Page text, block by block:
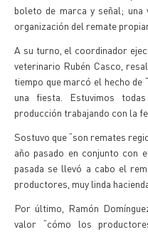
boleto de marca y señal; una
organización del remate
A su turno, el coordinador
veterinario Rubén Casco,
tiempo que marcó el hecho de
una fiesta. Estuvimos
producción trabajando con la
Sostuvo que “son remates
año pasado en conjunto con
pasada se llevó a cabo el
productores, muy linda
Por último, Ramón
valor “cómo los